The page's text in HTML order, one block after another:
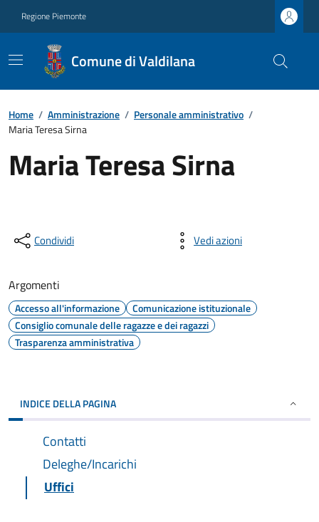
Regione Piemonte
Comune di Valdilana
Home / Amministrazione / Personale amministrativo /
Maria Teresa Sirna
Maria Teresa Sirna
Condividi Vedi azioni
Argomenti
Accesso all'informazione
Comunicazione istituzionale
Consiglio comunale delle ragazze e dei ragazzi
Trasparenza amministrativa
INDICE DELLA PAGINA
Contatti
Deleghe/Incarichi
Uffici